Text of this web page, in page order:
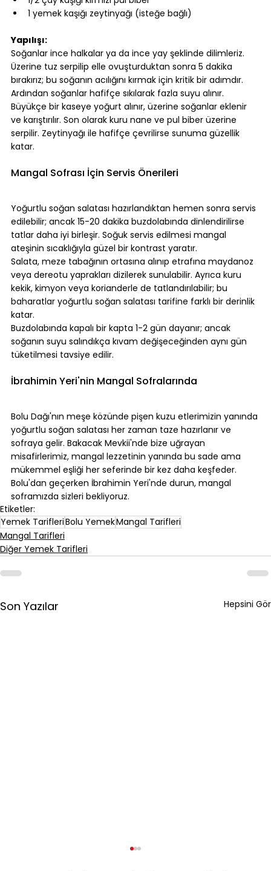
1 yemek kaşığı zeytinyağı (isteğe bağlı)
Yapılışı:
Soğanlar ince halkalar ya da ince yay şeklinde dilimleriz.
Üzerine tuz serpilip elle ovuşturduktan sonra 5 dakika
bırakırız; bu soğanın acılığını kırmak için kritik bir adımdır.
Ardından soğanlar hafifçe sıkılarak fazla suyu alınır.
Büyükçe bir kaseye yoğurt alınır, üzerine soğanlar eklenir
ve karıştırılır. Son olarak kuru nane ve pul biber üzerine
serpilir. Zeytinyağı ile hafifçe çevrilirse sunuma güzellik
katar.
Mangal Sofrası İçin Servis Önerileri
Yoğurtlu soğan salatası hazırlandıktan hemen sonra servis
edilebilir; ancak 15-20 dakika buzdolabında dinlendirilirse
tatlar daha iyi birleşir. Soğuk servis edilmesi mangal
ateşinin sıcaklığıyla güzel bir kontrast yaratır.
Salata, meze tabağının ortasına alınıp etrafına maydanoz
veya dereotu yaprakları dizilerek sunulabilir. Ayrıca kuru
kekik, kimyon veya korianderle de tatlandırılabilir; bu
baharatlar yoğurtlu soğan salatası tarifine farklı bir derinlik
katar.
Buzdolabında kapalı bir kapta 1-2 gün dayanır; ancak
soğanın suyu salındıkça kıvam değişeceğinden aynı gün
tüketilmesi tavsiye edilir.
İbrahimin Yeri'nin Mangal Sofralarında
Bolu Dağı'nın meşe közünde pişen kuzu etlerimizin yanında
yoğurtlu soğan salatası her zaman taze hazırlanır ve
sofraya gelir. Bakacak Mevkii'nde bize uğrayan
misafirlerimiz, mangal lezzetinin yanında bu sade ama
mükemmel eşliği her seferinde bir kez daha keşfeder.
Bolu'dan geçerken İbrahimin Yeri'nde durun, mangal
soframızda sizleri bekliyoruz.
Etiketler:
Yemek TarifleriBolu YemekMangal Tarifleri
Mangal Tarifleri
Diğer Yemek Tarifleri
Son Yazılar Hepsini Gör